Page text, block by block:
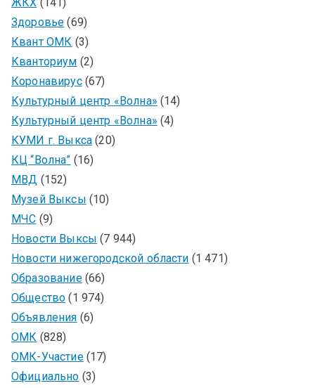
Здоровье (69)
Квант ОМК (3)
Кванториум (2)
Коронавирус(67)
Культурный центр «Волна» (14)
Культурный центр «Волна» (4)
КУМИ г. Выкса (20)
КЦ “Волна” (16)
МВД (152)
Музей Выксы (10)
МЧС (9)
Новости Выксы (7 944)
Новости нижегородской области (1 471)
Образование(66)
Общество (1 974)
Объявления (6)
ОМК (828)
ОМК-Участие(17)
Официально (3)